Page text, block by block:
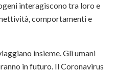
interagiscono tra loro e
comportamenti e
insieme. Gli umani
in futuro. Il Coronavirus